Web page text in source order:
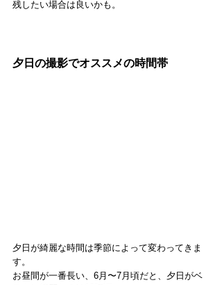
残したい場合は良いかも。
夕日の撮影でオススメの時間帯
夕日が綺麗な時間は季節によって変わってきま
す。
お昼間が一番長い、6月〜7月頃だと、夕日がベ